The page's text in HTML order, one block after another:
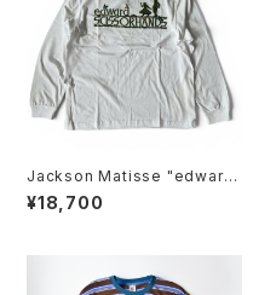
Jackson Matisse "edward
SCISSORHANDS Longslee
ve Tee"
¥18,700